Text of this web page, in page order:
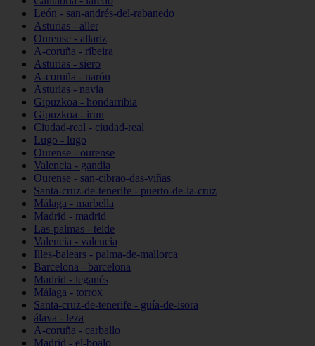
León - san-andrés-del-rabanedo
Asturias - aller
Ourense - allariz
A-coruña - ribeira
Asturias - siero
A-coruña - narón
Asturias - navia
Gipuzkoa - hondarribia
Gipuzkoa - irun
Ciudad-real - ciudad-real
Lugo - lugo
Ourense - ourense
Valencia - gandia
Ourense - san-cibrao-das-viñas
Santa-cruz-de-tenerife - puerto-de-la-cruz
Málaga - marbella
Madrid - madrid
Las-palmas - telde
Valencia - valencia
Illes-balears - palma-de-mallorca
Barcelona - barcelona
Madrid - leganés
Málaga - torrox
Santa-cruz-de-tenerife - guía-de-isora
álava - leza
A-coruña - carballo
Madrid - el-boalo